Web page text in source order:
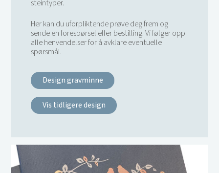
steintyper.
Her kan du uforpliktende prøve deg frem og
sende en forespørsel eller bestilling. Vi følger opp
alle henvendelser for å avklare eventuelle
spørsmål.
Design gravminne
Vis tidligere design